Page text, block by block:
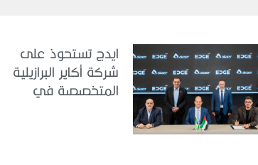
ايدج تستحوذ على
شركة أكاير البرازيلية
المتخصصة في